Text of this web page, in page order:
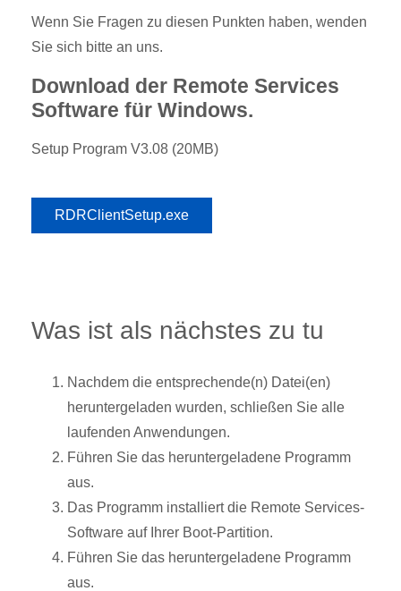
Wenn Sie Fragen zu diesen Punkten haben, wenden
Sie sich bitte an uns.
Download der Remote Services
Software für Windows.
Setup Program V3.08 (20MB)
RDRClientSetup.exe
Was ist als nächstes zu tu
Nachdem die entsprechende(n) Datei(en)
heruntergeladen wurden, schließen Sie alle
laufenden Anwendungen.
Führen Sie das heruntergeladene Programm
aus.
Das Programm installiert die Remote Services-
Software auf Ihrer Boot-Partition.
Führen Sie das heruntergeladene Programm
aus.